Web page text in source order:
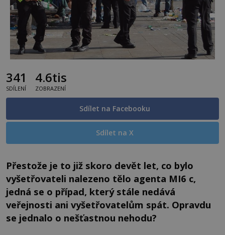
341
SDÍLENÍ
4.6tis
ZOBRAZENÍ
Sdílet na Facebooku
Sdílet na X
Přestože je to již skoro devět let, co bylo
vyšetřovateli nalezeno tělo agenta MI6 c,
jedná se o případ, který stále nedává
veřejnosti ani vyšetřovatelům spát. Opravdu
se jednalo o nešťastnou nehodu?